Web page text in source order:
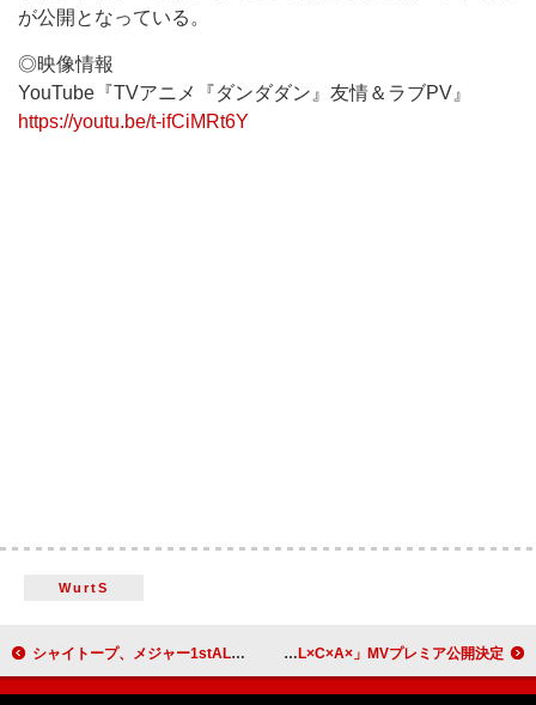
が公開となっている。
◎映像情報
YouTube『TVアニメ『ダンダダン』友情＆ラブPV』
https://youtu.be/t-ifCiMRt6Y
WurtS
シャイトープ、メジャー1stAL『WELCOME TO YOUR LIFE』詳細発表 ビッケブランカ、新曲「×L×C×A×」MVプレミア公開決定